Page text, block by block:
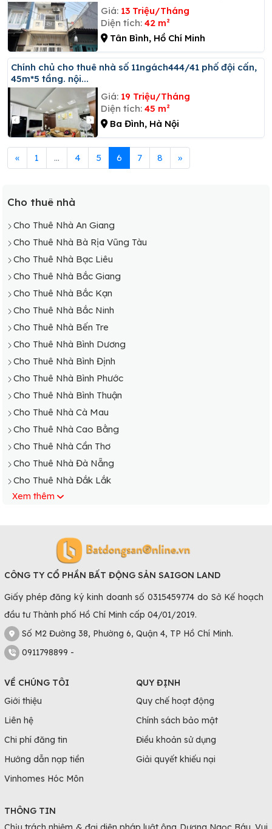
Giá: 13 Triệu/Tháng
Diện tích: 42 m²
Tân Bình, Hồ Chí Minh
Chính chủ cho thuê nhà số 11ngách444/41 phố đội cấn,
45m*5 tầng. nội...
Giá: 19 Triệu/Tháng
Diện tích: 45 m²
Ba Đình, Hà Nội
« 1 ... 4 5 6 7 8 »
Cho thuê nhà
Cho Thuê Nhà An Giang
Cho Thuê Nhà Bà Rịa Vũng Tàu
Cho Thuê Nhà Bạc Liêu
Cho Thuê Nhà Bắc Giang
Cho Thuê Nhà Bắc Kạn
Cho Thuê Nhà Bắc Ninh
Cho Thuê Nhà Bến Tre
Cho Thuê Nhà Bình Dương
Cho Thuê Nhà Bình Định
Cho Thuê Nhà Bình Phước
Cho Thuê Nhà Bình Thuận
Cho Thuê Nhà Cà Mau
Cho Thuê Nhà Cao Bằng
Cho Thuê Nhà Cần Thơ
Cho Thuê Nhà Đà Nẵng
Cho Thuê Nhà Đắk Lắk
Cho Thuê Nhà Đắk Nông
Cho Thuê Nhà Đồng Tháp
Cho Thuê Nhà Gia Lai
Cho Thuê Nhà Hà Giang
Cho Thuê Nhà Hà Nam
Cho Thuê Nhà Hà Tĩnh
Cho Thuê Nhà Hải Phòng
Cho Thuê Nhà Hải Dương
Cho Thuê Nhà Hòa Bình
Cho Thuê Nhà Hưng Yên
Cho Thuê Nhà Khánh Hòa
Cho Thuê Nhà Kiên Giang
Cho Thuê Nhà Kon Tum
Cho Thuê Nhà Lào Cai
Xem thêm
CÔNG TY CỔ PHẦN BẤT ĐỘNG SẢN SAIGON LAND
Giấy phép đăng ký kinh doanh số 0315459774 do Sở Kế hoạch
đầu tư Thành phố Hồ Chí Minh cấp 04/01/2019.
Số M2 Đường 38, Phường 6, Quận 4, TP Hồ Chí Minh.
0911798899 -
VỀ CHÚNG TÔI
Giới thiệu
Liên hệ
Chi phí đăng tin
Hướng dẫn nạp tiền
Vinhomes Hóc Môn
QUY ĐỊNH
Quy chế hoạt động
Chính sách bảo mật
Điều khoản sử dụng
Giải quyết khiếu nại
THÔNG TIN